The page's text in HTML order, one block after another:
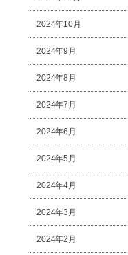
2024年10月
2024年9月
2024年8月
2024年7月
2024年6月
2024年5月
2024年4月
2024年3月
2024年2月